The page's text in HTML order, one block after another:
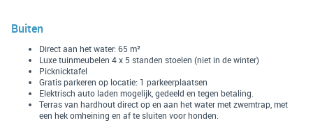
Buiten
Direct aan het water: 65 m²
Luxe tuinmeubelen 4 x 5 standen stoelen (niet in de winter)
Picknicktafel
Gratis parkeren op locatie: 1 parkeerplaatsen
Elektrisch auto laden mogelijk, gedeeld en tegen betaling.
Terras van hardhout direct op en aan het water met zwemtrap, met
een hek omheining en af te sluiten voor honden.